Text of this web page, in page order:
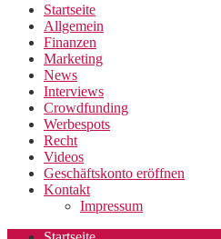
Startseite
Allgemein
Finanzen
Marketing
News
Interviews
Crowdfunding
Werbespots
Recht
Videos
Geschäftskonto eröffnen
Kontakt
Impressum